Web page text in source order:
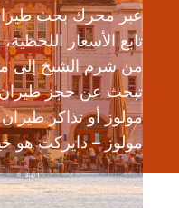
عبر محرك بحث طيران
تابع الأسعار اللحظية،
من شرم الشيخ إلى
تبحث عن حجز طيران
مولوز أو تذاكر طيران
مولوز – دايركت هو